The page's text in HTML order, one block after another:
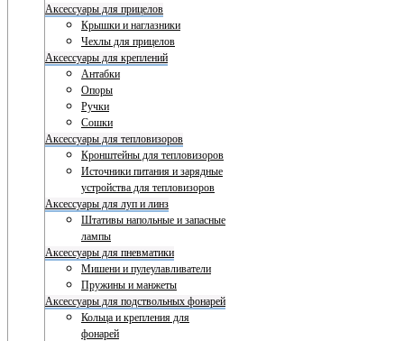
Аксессуары для прицелов
Крышки и наглазники
Чехлы для прицелов
Аксессуары для креплений
Антабки
Опоры
Ручки
Сошки
Аксессуары для тепловизоров
Кронштейны для тепловизоров
Источники питания и зарядные
устройства для тепловизоров
Аксессуары для луп и линз
Штативы напольные и запасные
лампы
Аксессуары для пневматики
Мишени и пулеулавливатели
Пружины и манжеты
Аксессуары для подствольных фонарей
Кольца и крепления для
фонарей